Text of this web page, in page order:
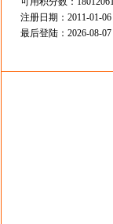
注册日期：2011-01-06
最后登陆：2026-08-07